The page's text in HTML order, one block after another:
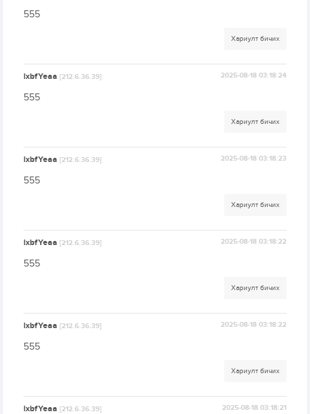
555
Хариулт бичих
lxbfYeaa[212.6.36.39] 2025-08-18 03:18:24
555
Хариулт бичих
lxbfYeaa[212.6.36.39] 2025-08-18 03:18:23
555
Хариулт бичих
lxbfYeaa[212.6.36.39] 2025-08-18 03:18:22
555
Хариулт бичих
lxbfYeaa[212.6.36.39] 2025-08-18 03:18:22
555
Хариулт бичих
lxbfYeaa[212.6.36.39] 2025-08-18 03:18:21